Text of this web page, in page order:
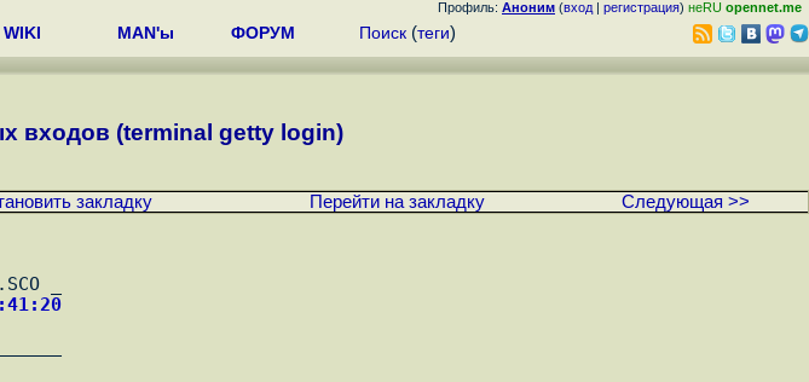
Профиль: Аноним (вход | регистрация) неRU opennet.me
WIKI MAN'ы ФОРУМ Поиск (теги)
входов (terminal getty login)
закладку Перейти на закладку Следующая >>